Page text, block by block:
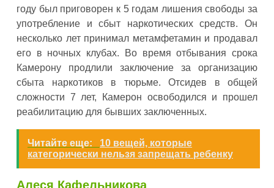
году был приговорен к 5 годам лишения свободы за
употребление и сбыт наркотических средств. Он
несколько лет принимал метамфетамин и продавал
его в ночных клубах. Во время отбывания срока
Камерону продлили заключение за организацию
сбыта наркотиков в тюрьме. Отсидев в общей
сложности 7 лет, Камерон освободился и прошел
реабилитацию для бывших заключенных.
Читайте еще:
10 вещей, которые
категорически нельзя запрещать ребенку
Алеся Кафельникова